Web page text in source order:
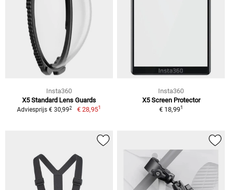
Insta360
X5 Standard Lens Guards
Adviesprijs € 30,992 € 28,951
Insta360
X5 Screen Protector
€ 18,991